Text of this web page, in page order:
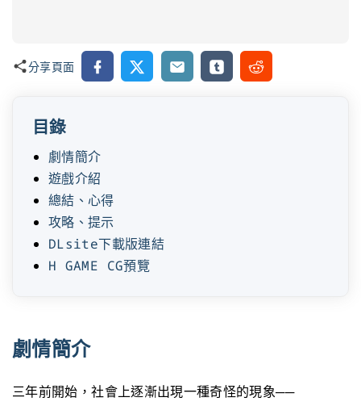
分享頁面 Facebook
X Email TumblrReddit
目錄
劇情簡介
遊戲介紹
總結、心得
攻略、提示
DLsite下載版連結
H GAME CG預覽
劇情簡介
三年前開始，社會上逐漸出現一種奇怪的現象──